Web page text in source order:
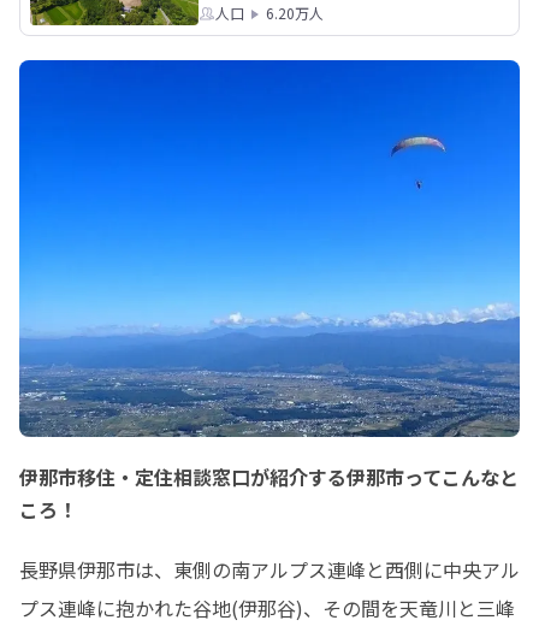
人口 6.20万人
伊那市移住・定住相談窓口が紹介する伊那市ってこんなと
ころ！
長野県伊那市は、東側の南アルプス連峰と西側に中央アル
プス連峰に抱かれた谷地(伊那谷)、その間を天竜川と三峰